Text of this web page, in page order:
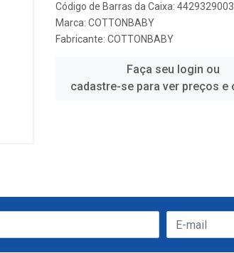
Código de Barras da Caixa:
Marca: COTTONBABY
Fabricante: COTTONBABY
Faça seu login ou
cadastre-se para ver preços e